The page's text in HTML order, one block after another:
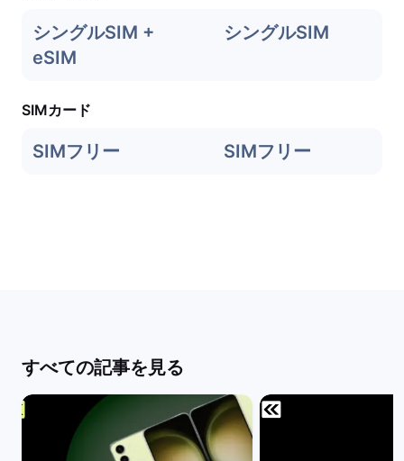
シングルSIM +
eSIM
シングルSIM
SIMカード
SIMフリー SIMフリー
すべての記事を見る